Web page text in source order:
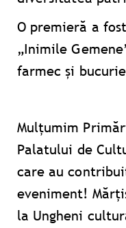
O premieră a
„Inimile
farmec și
Mulțumim
Palatului de
care au
eveniment!
la Ungheni